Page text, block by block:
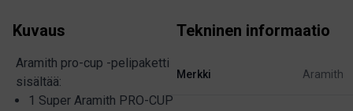
Kuvaus
Aramith pro-cup -pelipaketti
sisältää:
1 Super Aramith PRO-CUP
Tekninen informaatio
Merkki Aramith